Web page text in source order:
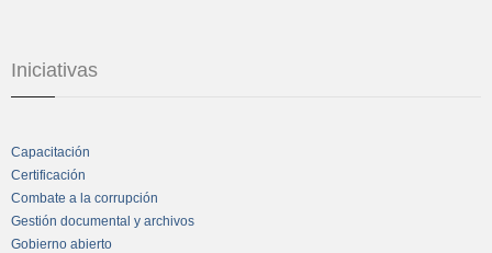
Iniciativas
Capacitación
Certificación
Combate a la corrupción
Gestión documental y archivos
Gobierno abierto